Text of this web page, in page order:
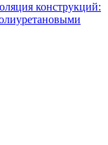
конструкций: